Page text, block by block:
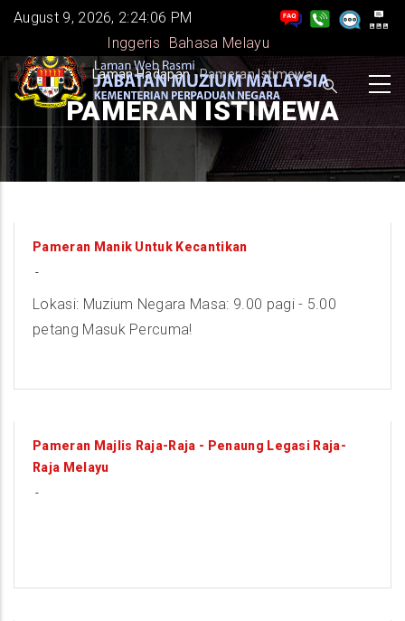
Skip
main
content
August 9, 2026, 2:24:06 PM
Inggeris
Bahasa Melayu
BREADCRUMB
Laman Hadapan -Pameran Istimewa
PAMERAN ISTIMEWA
Pameran Manik Untuk Kecantikan
-
Lokasi: Muzium Negara Masa: 9.00 pagi - 5.00
petang Masuk Percuma!
9
Pameran Majlis Raja-Raja - Penaung Legasi Raja-
Raja Melayu
-